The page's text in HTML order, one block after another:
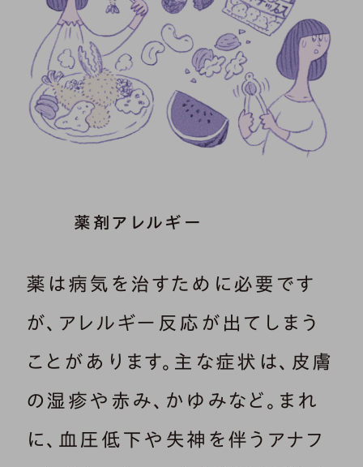
薬剤アレルギー
薬は病気を治すために必要です
が、アレルギー反応が出てしまう
ことがあります。主な症状は、皮膚
の湿疹や赤み、かゆみなど。まれ
に、血圧低下や失神を伴うアナフ